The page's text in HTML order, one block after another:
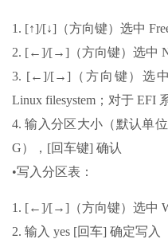
1. [↑]/[↓]（方向键）选中
2. [←]/[→]（方向键）选中
3. [←]/[→]（方向键）选
Linux filesystem；对于 EFI
4. 输入分区大小（默认单
G），[回车键] 确认
•写入分区表：
1. [←]/[→]（方向键）选中
2. 输入 yes [回车] 确定写入